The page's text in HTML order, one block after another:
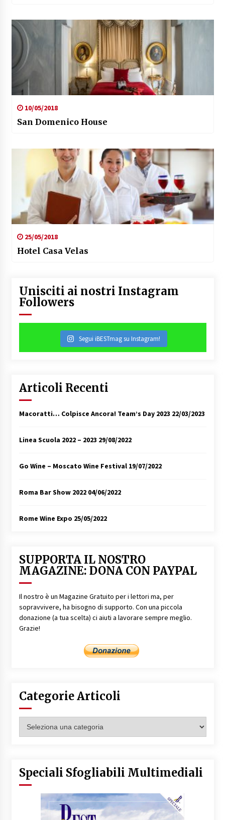
10/05/2018
San Domenico House
25/05/2018
Hotel Casa Velas
Unisciti ai nostri Instagram
Followers
Segui iBESTmag su Instagram!
Articoli Recenti
Macoratti… Colpisce Ancora! Team’s Day 2023 22/03/2023
Linea Scuola 2022 – 2023 29/08/2022
Go Wine – Moscato Wine Festival 19/07/2022
Roma Bar Show 2022 04/06/2022
Rome Wine Expo 25/05/2022
SUPPORTA IL NOSTRO
MAGAZINE: DONA CON PAYPAL
Il nostro è un Magazine Gratuito per i lettori ma, per
sopravvivere, ha bisogno di supporto. Con una piccola
donazione (a tua scelta) ci aiuti a lavorare sempre meglio.
Grazie!
Categorie Articoli
Articoli
Speciali Sfogliabili Multimediali